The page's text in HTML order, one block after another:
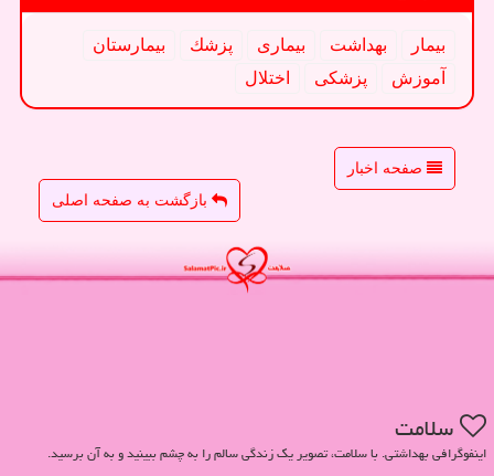
بیمار بهداشت بیماری پزشك
بیمارستان
آموزش
پزشكی اختلال
صفحه اخبار
بازگشت به صفحه اصلی
سلامت
اینفوگرافی بهداشتی. با سلامت، تصویر یک زندگی سالم را به چشم ببینید و به آن برسید.